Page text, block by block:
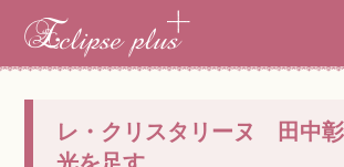
レ・クリスタリーヌ 田中